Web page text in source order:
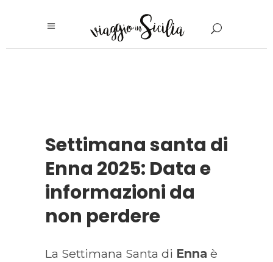
Settimana santa di
Enna 2025: Data e
informazioni da
non perdere
La Settimana Santa di Enna è